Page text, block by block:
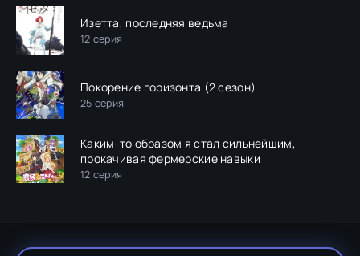
Изетта, последняя ведьма
12 серия
Покорение горизонта (2 сезон)
25 серия
Каким-то образом я стал сильнейшим,
прокачивая фермерские навыки
12 серия